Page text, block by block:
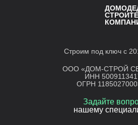
Строим под ключ с
ООО «ДОМ-СТРОЙ
ИНН
ОГРН
Задайте
нашему